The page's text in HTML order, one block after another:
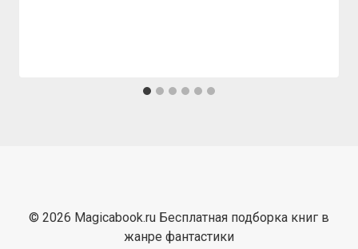
© 2026 Magicabook.ru Бесплатная подборка книг в
жанре фантастики